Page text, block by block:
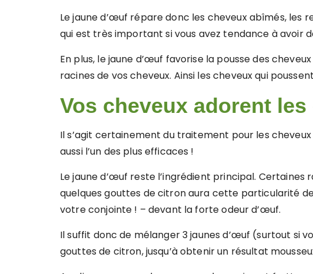
Le jaune d’œuf répare donc les cheveux abîmés, les
qui est très important si vous avez tendance à avoir
En plus, le jaune d’œuf favorise la pousse des
racines de vos cheveux. Ainsi les cheveux qui
Vos cheveux adorent
Il s’agit certainement du traitement pour les
aussi l’un des plus efficaces !
Le jaune d’œuf reste l’ingrédient principal. Certaines
quelques gouttes de citron aura cette particularité
votre conjointe ! – devant la forte odeur d’œuf.
Il suffit donc de mélanger 3 jaunes d’œuf (surtout si
gouttes de citron, jusqu’à obtenir un résultat